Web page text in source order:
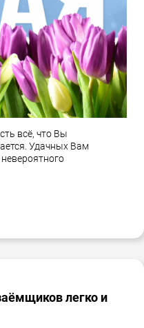
всё, что Вы
Удачных Вам
легко и